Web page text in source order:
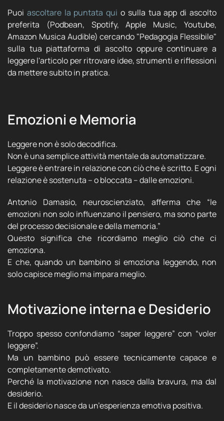
Puoi ascoltare la puntata qui o sulla tua app di ascolto
preferita (Podbean, Spotify, Apple Music, Youtube,
Amazon Musica Audible) cercando "Pedagogia Flessibile"
sulla tua piattaforma di ascolto oppure continuare a
leggere l'articolo per ritrovare idee, strumenti e riflessioni
da mettere subito in pratica.
Emozioni e Memoria
Leggere non è solo decodifica.
Non è una semplice attività mentale da automatizzare.
Leggere è entrare in relazione con ciò che è scritto. E ogni
relazione è sostenuta – o bloccata – dalle emozioni.
Antonio Damasio, neuroscienziato, afferma che “le
emozioni non solo influenzano il pensiero, ma sono parte
del processo decisionale e della memoria.”
Questo significa che ricordiamo meglio ciò che ci
emoziona.
E che, quando un bambino si emoziona leggendo, non
solo capisce meglio ma impara meglio.
Motivazione interna e Desiderio
Troppo spesso confondiamo “saper leggere” con “voler
leggere”.
Ma un bambino può essere tecnicamente capace e
completamente demotivato.
Perché la motivazione non nasce dalla bravura, ma dal
desiderio.
E il desiderio nasce da un’esperienza emotiva positiva.